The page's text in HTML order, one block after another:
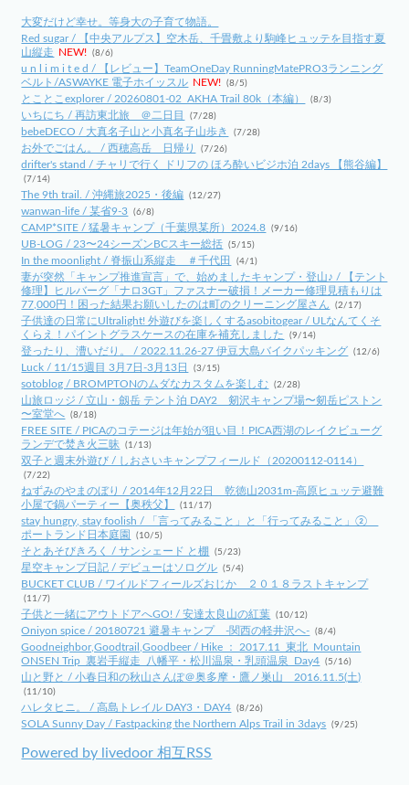
大変だけど幸せ。等身大の子育て物語。
Red sugar / 【中央アルプス】空木岳、千畳敷より駒峰ヒュッテを目指す夏
山縦走
NEW! (8/6)
u n l i m i t e d / 【レビュー】TeamOneDay RunningMatePRO3ランニング
ベルト/ASWAYKE 電子ホイッスル NEW! (8/5)
とことこexplorer / 20260801-02_AKHA Trail 80k（本編） (8/3)
いちにち / 再訪東北旅 ＠二日目 (7/28)
bebeDECO / 大真名子山と小真名子山歩き (7/28)
お外でごはん。 / 西穂高岳 日帰り (7/26)
drifter's stand / チャリで行く ドリフの ほろ酔いビジホ泊 2days 【熊谷編】
(7/14)
The 9th trail. / 沖縄旅2025・後編 (12/27)
wanwan-life / 某省9-3 (6/8)
CAMP*SITE / 猛暑キャンプ（千葉県某所）2024.8 (9/16)
UB-LOG / 23〜24シーズンBCスキー総括 (5/15)
In the moonlight / 脊振山系縦走 ＃千代田 (4/1)
妻が突然「キャンプ推進宣言」で、始めましたキャンプ・登山♪ / 【テント
修理】ヒルバーグ「ナロ3GT」ファスナー破損！メーカー修理見積もりは
77,000円！困った結果お願いしたのは町のクリーニング屋さん
(2/17)
子供達の日常にUltralight! 外遊びを楽しくするasobitogear / ULなんてくそ
くらえ！パイントグラスケースの在庫を補充しました
(9/14)
登ったり、漕いだり。 / 2022.11.26-27 伊豆大島バイクパッキング (12/6)
Luck / 11/15週目 3月7日-3月13日 (3/15)
sotoblog / BROMPTONのムダなカスタムを楽しむ (2/28)
山旅ロッジ / 立山・劔岳 テント泊 DAY2 剱沢キャンプ場〜剱岳ピストン
〜室堂へ (8/18)
FREE SITE / PICAのコテージは年始が狙い目！PICA西湖のレイクビューグ
ランデで焚き火三昧
(1/13)
双子と週末外遊び / しおさいキャンプフィールド（20200112-0114）
(7/22)
ねずみのやまのぼり / 2014年12月22日 乾徳山2031m-高原ヒュッテ避難
小屋で鍋パーティー【奥秩父】
(11/17)
stay hungry, stay foolish / 「言ってみること」と「行ってみること」②
ポートランド日本庭園
(10/5)
そとあそびきろく / サンシェード と棚 (5/23)
星空キャンプ日記 / デビューはソログル (5/4)
BUCKET CLUB / ワイルドフィールズおじか ２０１８ラストキャンプ
(11/7)
子供と一緒にアウトドアへGO! / 安達太良山の紅葉 (10/12)
Oniyon spice / 20180721 避暑キャンプ -関西の軽井沢へ- (8/4)
Goodneighbor,Goodtrail,Goodbeer / Hike ： 2017.11_東北_Mountain
ONSEN Trip_裏岩手縦走_八幡平・松川温泉・乳頭温泉_Day4 (5/16)
山と野と / 小春日和の秋山さんぽ＠奥多摩・鷹ノ巣山 2016.11.5(土)
(11/10)
ハレタヒニ。 / 高島トレイル DAY3・DAY4 (8/26)
SOLA Sunny Day / Fastpacking the Northern Alps Trail in 3days (9/25)
Powered by livedoor 相互RSS